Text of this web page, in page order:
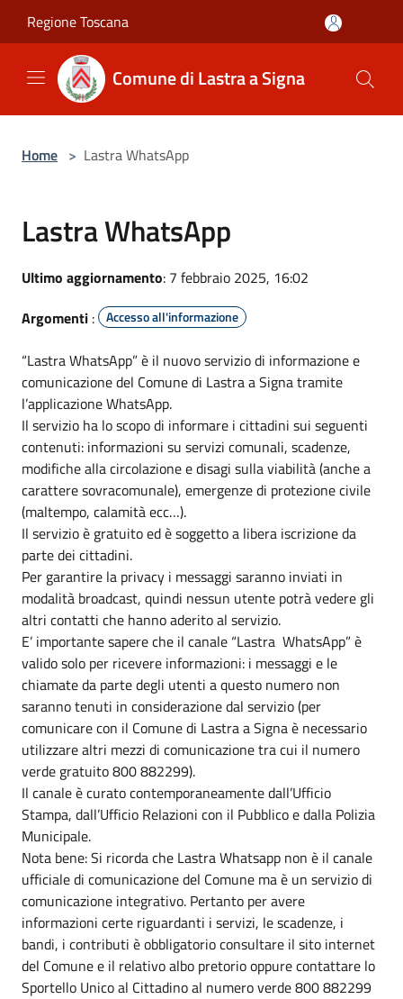
Regione Toscana
Comune di Lastra a Signa
Home > Lastra WhatsApp
Lastra WhatsApp
Ultimo aggiornamento: 7 febbraio 2025, 16:02
Argomenti : Accesso all'informazione
“Lastra WhatsApp” è il nuovo servizio di informazione e
comunicazione del Comune di Lastra a Signa tramite
l’applicazione WhatsApp.
Il servizio ha lo scopo di informare i cittadini sui seguenti
contenuti: informazioni su servizi comunali, scadenze,
modifiche alla circolazione e disagi sulla viabilità (anche a
carattere sovracomunale), emergenze di protezione civile
(maltempo, calamità ecc…).
Il servizio è gratuito ed è soggetto a libera iscrizione da
parte dei cittadini.
Per garantire la privacy i messaggi saranno inviati in
modalità broadcast, quindi nessun utente potrà vedere gli
altri contatti che hanno aderito al servizio.
E’ importante sapere che il canale “Lastra WhatsApp” è
valido solo per ricevere informazioni: i messaggi e le
chiamate da parte degli utenti a questo numero non
saranno tenuti in considerazione dal servizio (per
comunicare con il Comune di Lastra a Signa è necessario
utilizzare altri mezzi di comunicazione tra cui il numero
verde gratuito 800 882299).
Il canale è curato contemporaneamente dall’Ufficio
Stampa, dall’Ufficio Relazioni con il Pubblico e dalla Polizia
Municipale.
Nota bene: Si ricorda che Lastra Whatsapp non è il canale
ufficiale di comunicazione del Comune ma è un servizio di
comunicazione integrativo. Pertanto per avere
informazioni certe riguardanti i servizi, le scadenze, i
bandi, i contributi è obbligatorio consultare il sito internet
del Comune e il relativo albo pretorio oppure contattare lo
Sportello Unico al Cittadino al numero verde 800 882299